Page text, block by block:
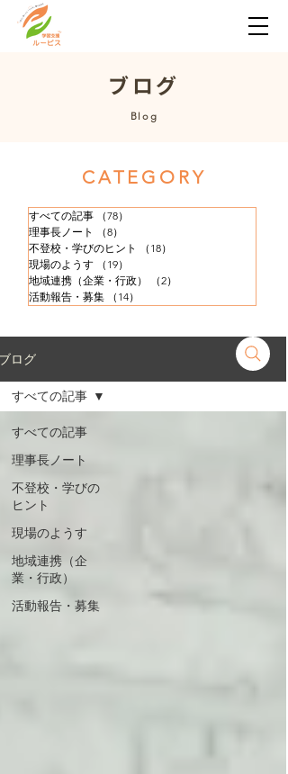
​ブログ
​Blog
​CATEGORY
すべての記事 （78）
理事長ノート
（8）
不登校・学びのヒント
（18）
現場のようす
（19）
地域連携（企業・行政）
（2）
活動報告・募集
（14）
ログ
すべての記事
理事長ノート
不登校・学びの
ヒント
現場のようす
地域連携（企
業・行政）
活動報告・募集
すべての記事